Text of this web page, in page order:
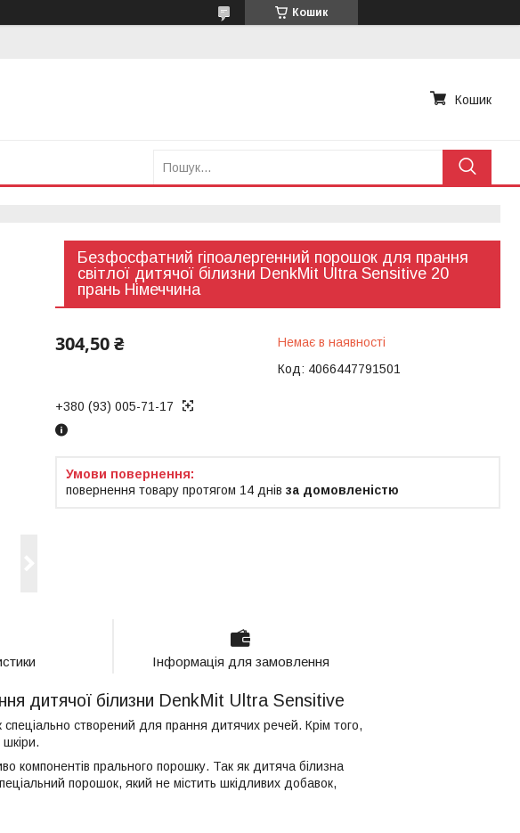
Кошик
Кошик
Безфосфатний гіпоалергенний порошок для прання
світлої дитячої білизни DenkMit Ultra Sensitive 20
прань Німеччина
304,50 ₴
Немає в наявності
Код: 4066447791501
+380 (93) 005-71-17
повернення товару протягом 14 днів за домовленістю
Інформація для замовлення
дитячої білизни DenkMit Ultra Sensitive
створений для прання дитячих речей. Крім того,
компонентів прального порошку. Так як дитяча білизна
порошок, який не містить шкідливих добавок,